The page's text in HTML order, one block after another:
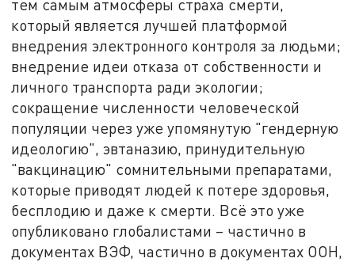
тем самым атмосферы страха смерти,
который является лучшей платформой
внедрения электронного контроля за людьми;
внедрение идеи отказа от собственности и
личного транспорта ради экологии;
сокращение численности человеческой
популяции через уже упомянутую "гендерную
идеологию", эвтаназию, принудительную
"вакцинацию" сомнительными препаратами,
которые приводят людей к потере здоровья,
бесплодию и даже к смерти. Всё это уже
опубликовано глобалистами – частично в
документах ВЭФ, частично в документах ООН,